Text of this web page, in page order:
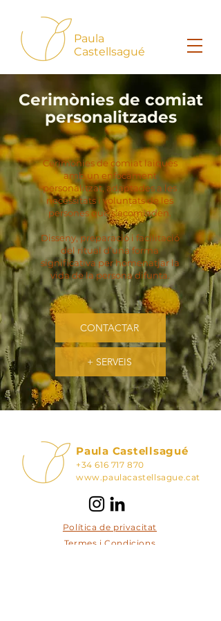
Paula
Castellsagué
Cerimònies de comiat
personalitzades
Cerimònies de comiat laiques
amb un enfocament
personalitzat, adaptades a les
necessitats i voluntats de les
persones que s’acomiaden.
Disseny, preparació i facilitació
del ritual d’una forma
significativa per homenatjar la
vida de la persona difunta.
CONTACTAR
+ SERVEIS
Paula Castellsagué
+34 616 717 870
www.paulacastellsague.cat
Política de privacitat
Termes i Condicions